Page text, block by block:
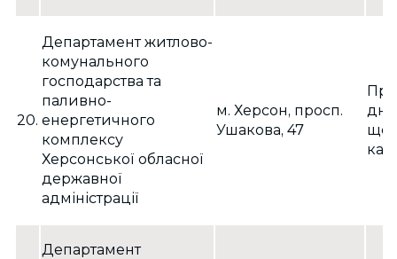
20.
Департамент житлово-
комунального
господарства та
паливно-
енергетичного
комплексу
Херсонської обласної
державної
адміністрації
м. Херсон, просп.
Ушакова, 47
дні:
Департамент